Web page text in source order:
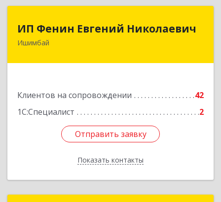
ИП Фенин Евгений Николаевич
Ишимбай
Клиентов на сопровождении
42
1С:Специалист
2
Отправить заявку
Показать контакты
ИП Фенин Евгений Николаевич
453211, Башкортостан Респ, Ишимбайский р-н,
Отправить заявку
Назад